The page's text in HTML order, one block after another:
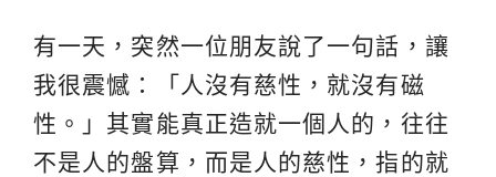
有一天，突然一位朋友說了一句話，讓
我很震憾：「人沒有慈性，就沒有磁
性。」其實能真正造就一個人的，往往
不是人的盤算，而是人的慈性，指的就